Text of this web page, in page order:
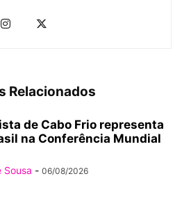
Relacionados
de Cabo Frio representa
na Conferência Mundial
Sousa - 06/08/2026